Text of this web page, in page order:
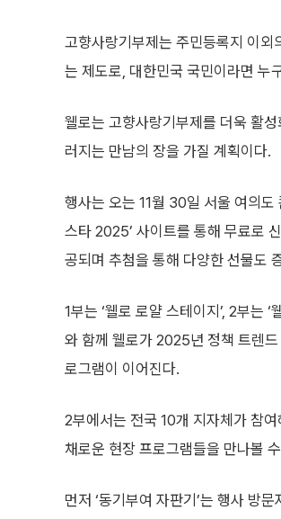
고향사랑기부제는 주민등록지 이
는 제도로, 대한민국 국민이라면 누
웰로는 고향사랑기부제를 더욱 활
러지는 만남의 장을 가질 계획이다.
행사는 오는 11월 30일 서울 여의도
스타 2025’ 사이트를 통해 무료로
공되며 추첨을 통해 다양한 선물도
1부는 ‘웰로 로얄 스테이지’, 2부는
와 함께 웰로가 2025년 정책 트렌
로그램이 이어진다.
2부에서는 전국 10개 지자체가 참
채로운 현장 프로그램들을 만나볼
먼저 ‘동기부여 자판기’는 행사 방